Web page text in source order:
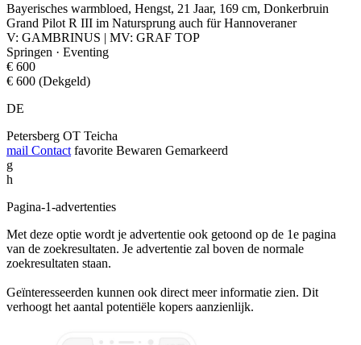
Bayerisches warmbloed, Hengst, 21 Jaar, 169 cm, Donkerbruin
Grand Pilot R III im Natursprung auch für Hannoveraner
V: GAMBRINUS | MV: GRAF TOP
Springen · Eventing
€ 600
€ 600 (Dekgeld)
DE
Petersberg OT Teicha
mail Contact favorite Bewaren Gemarkeerd
g
h
Pagina-1-advertenties
Met deze optie wordt je advertentie ook getoond op de 1e pagina
van de zoekresultaten. Je advertentie zal boven de normale
zoekresultaten staan.
Geïnteresseerden kunnen ook direct meer informatie zien. Dit
verhoogt het aantal potentiële kopers aanzienlijk.